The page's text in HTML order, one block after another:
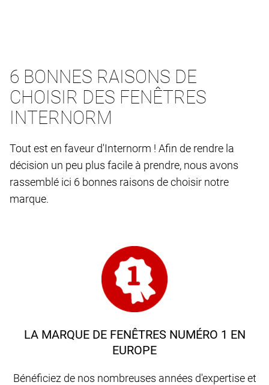
6 BONNES RAISONS DE
CHOISIR DES FENÊTRES
INTERNORM
Tout est en faveur d'Internorm ! Afin de rendre la
décision un peu plus facile à prendre, nous avons
rassemblé ici 6 bonnes raisons de choisir notre
marque.
LA MARQUE DE FENÊTRES NUMÉRO 1 EN
EUROPE
Bénéficiez de nos nombreuses années d'expertise et